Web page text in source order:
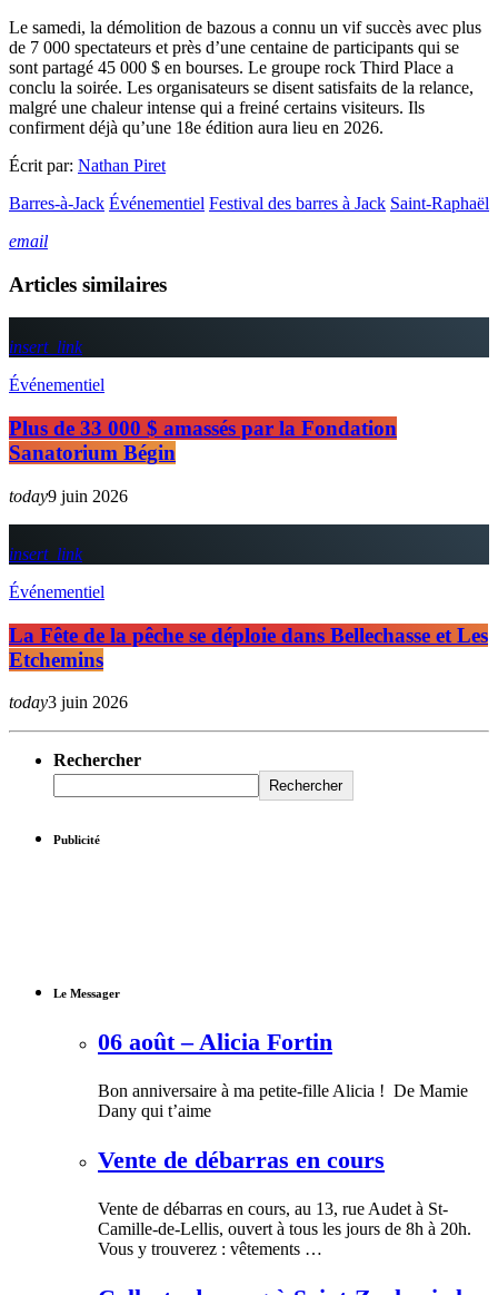
Le samedi, la démolition de bazous a connu un vif succès avec plus
de 7 000 spectateurs et près d’une centaine de participants qui se
sont partagé 45 000 $ en bourses. Le groupe rock Third Place a
conclu la soirée. Les organisateurs se disent satisfaits de la relance,
malgré une chaleur intense qui a freiné certains visiteurs. Ils
confirment déjà qu’une 18e édition aura lieu en 2026.
Écrit par: Nathan Piret
Barres-à-Jack Événementiel Festival des barres à Jack Saint-Raphaël
email
Articles similaires
insert_link
Événementiel
Plus de 33 000 $ amassés par la Fondation
Sanatorium Bégin
today9 juin 2026
insert_link
Événementiel
La Fête de la pêche se déploie dans Bellechasse et Les
Etchemins
today3 juin 2026
Rechercher
Rechercher
Publicité
Le Messager
06 août – Alicia Fortin
Bon anniversaire à ma petite-fille Alicia ! De Mamie
Dany qui t’aime
Vente de débarras en cours
Vente de débarras en cours, au 13, rue Audet à St-
Camille-de-Lellis, ouvert à tous les jours de 8h à 20h.
Vous y trouverez : vêtements …